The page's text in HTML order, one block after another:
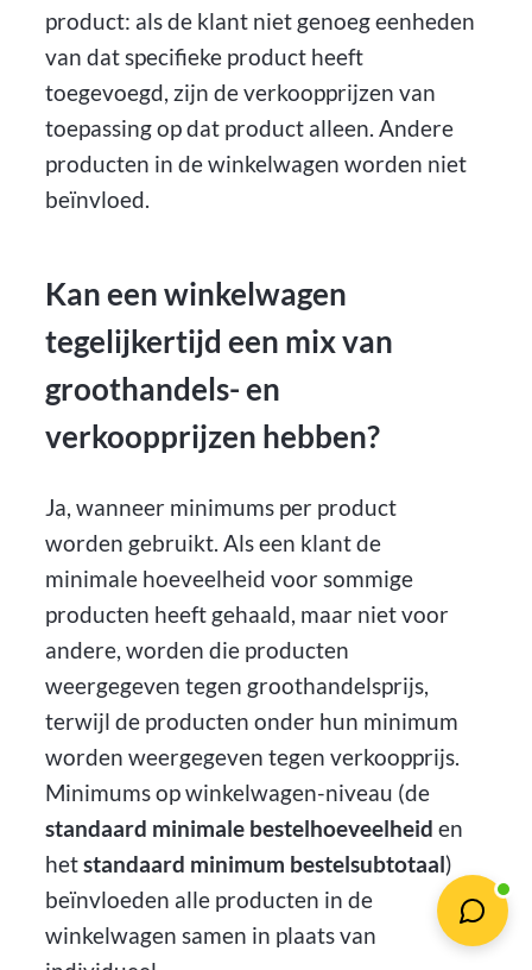
product: als de klant niet genoeg eenheden
van dat specifieke product heeft
toegevoegd, zijn de verkoopprijzen van
toepassing op dat product alleen. Andere
producten in de winkelwagen worden niet
beïnvloed.
Kan een winkelwagen
tegelijkertijd een mix van
groothandels- en
verkoopprijzen hebben?
Ja, wanneer minimums per product
worden gebruikt. Als een klant de
minimale hoeveelheid voor sommige
producten heeft gehaald, maar niet voor
andere, worden die producten
weergegeven tegen groothandelsprijs,
terwijl de producten onder hun minimum
worden weergegeven tegen verkoopprijs.
Minimums op winkelwagen-niveau (de
standaard minimale bestelhoeveelheid en
hetstandaard minimum bestelsubtotaal)
beïnvloeden alle producten in de
winkelwagen samen in plaats van